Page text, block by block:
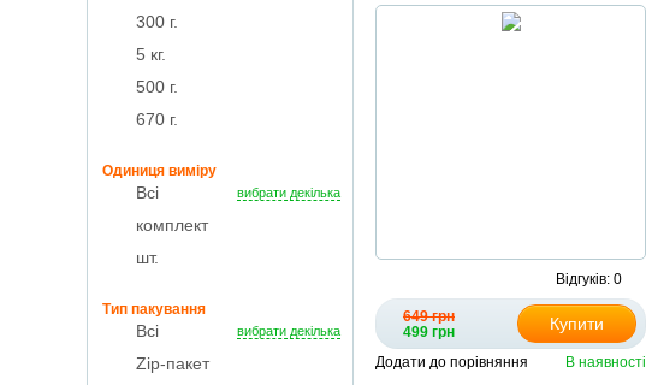
300 г.
5 кг.
500 г.
670 г.
Одиниця виміру
Всі вибрати декілька
комплект
шт.
Тип пакування
Всі вибрати декілька
Zip-пакет
пакет, 2500 г.
Відгуків: 0
649 грн
499 грн
Купити
Додати до порівняння В наявності